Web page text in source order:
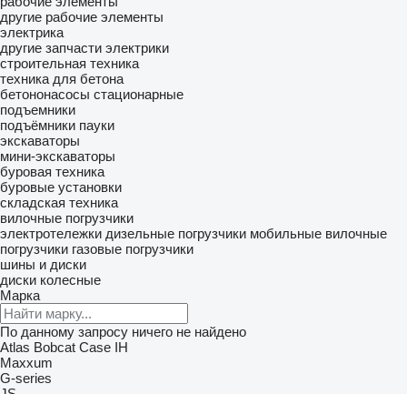
другие рабочие элементы
электрика
другие запчасти электрики
строительная техника
техника для бетона
бетононасосы стационарные
подъемники
подъёмники пауки
экскаваторы
мини-экскаваторы
буровая техника
буровые установки
складская техника
вилочные погрузчики
электротележки дизельные погрузчики мобильные вилочные
погрузчики газовые погрузчики
шины и диски
диски колесные
Марка
По данному запросу ничего не найдено
Atlas Bobcat Case IH
Maxxum
G-series